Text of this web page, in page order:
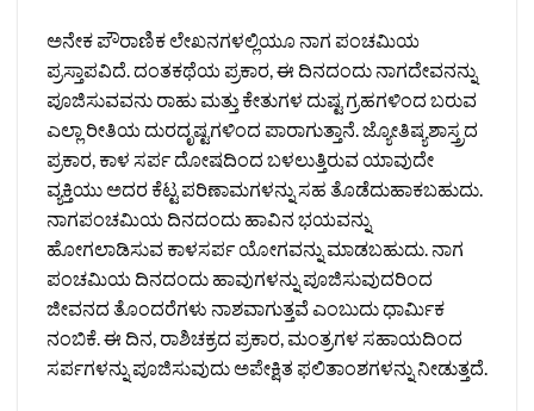
ಅನೇಕ ಪೌರಾಣಿಕ ಲೇಖನಗಳಲ್ಲಿಯೂ ನಾಗ ಪಂಚಮಿಯ
ಪ್ರಸ್ತಾಪವಿದೆ. ದಂತಕಥೆಯ ಪ್ರಕಾರ, ಈ ದಿನದಂದು ನಾಗದೇವನನ್ನು
ಪೂಜಿಸುವವನು ರಾಹು ಮತ್ತು ಕೇತುಗಳ ದುಷ್ಟ ಗ್ರಹಗಳಿಂದ ಬರುವ
ಎಲ್ಲಾ ರೀತಿಯ ದುರದೃಷ್ಟಗಳಿಂದ ಪಾರಾಗುತ್ತಾನೆ. ಜ್ಯೋತಿಷ್ಯಶಾಸ್ತ್ರದ
ಪ್ರಕಾರ, ಕಾಳ ಸರ್ಪ ದೋಷದಿಂದ ಬಳಲುತ್ತಿರುವ ಯಾವುದೇ
ವ್ಯಕ್ತಿಯು ಅದರ ಕೆಟ್ಟ ಪರಿಣಾಮಗಳನ್ನು ಸಹ ತೊಡೆದುಹಾಕಬಹುದು.
ನಾಗಪಂಚಮಿಯ ದಿನದಂದು ಹಾವಿನ ಭಯವನ್ನು
ಹೋಗಲಾಡಿಸುವ ಕಾಳಸರ್ಪ ಯೋಗವನ್ನು ಮಾಡಬಹುದು. ನಾಗ
ಪಂಚಮಿಯ ದಿನದಂದು ಹಾವುಗಳನ್ನು ಪೂಜಿಸುವುದರಿಂದ
ಜೀವನದ ತೊಂದರೆಗಳು ನಾಶವಾಗುತ್ತವೆ ಎಂಬುದು ಧಾರ್ಮಿಕ
ನಂಬಿಕೆ. ಈ ದಿನ, ರಾಶಿಚಕ್ರದ ಪ್ರಕಾರ, ಮಂತ್ರಗಳ ಸಹಾಯದಿಂದ
ಸರ್ಪಗಳನ್ನು ಪೂಜಿಸುವುದು ಅಪೇಕ್ಷಿತ ಫಲಿತಾಂಶಗಳನ್ನು ನೀಡುತ್ತದೆ.